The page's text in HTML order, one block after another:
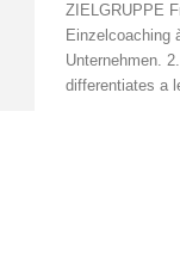
ZIELGRUPPE
Einzelcoaching
Unternehmen.
differentiates a